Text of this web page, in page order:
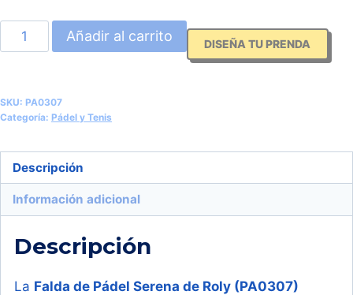
Falda
de
Tenis
Mujer
Ecológica
Serena
cantidad
Añadir al carrito DISEÑA TU PRENDA
SKU: PA0307
Categoría: Pádel y Tenis
Descripción
Información adicional
Descripción
La Falda de Pádel Serena de Roly (PA0307)